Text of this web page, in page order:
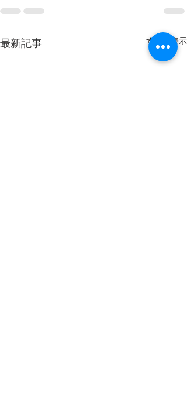
最新記事 すべて表示